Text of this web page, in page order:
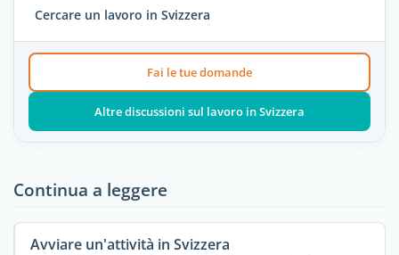
Cercare un lavoro in Svizzera
Fai le tue domande
Altre discussioni sul lavoro in Svizzera
Continua a leggere
Avviare un'attività in Svizzera